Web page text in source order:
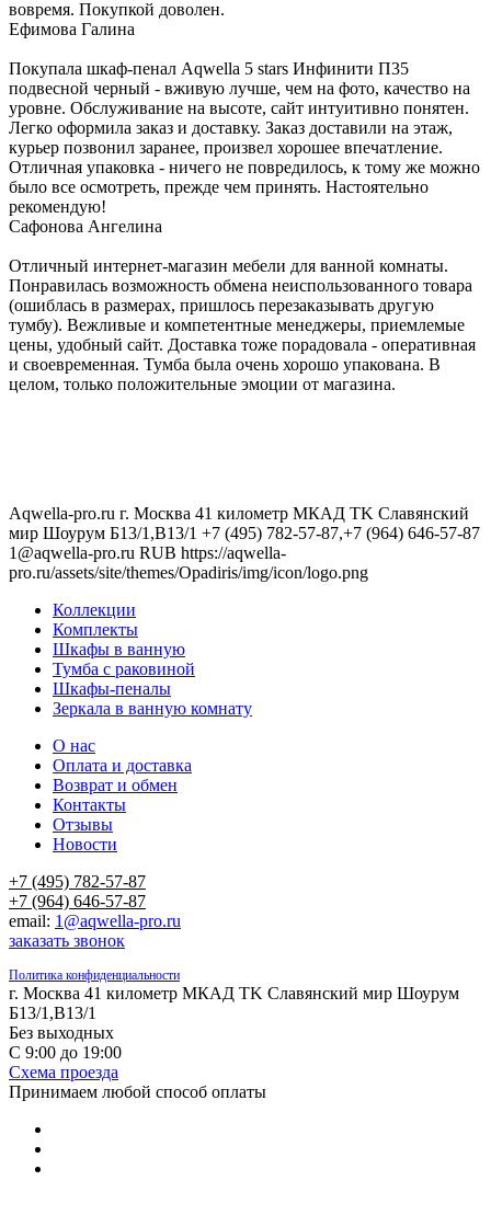
вовремя. Покупкой доволен.
Ефимова Галина
Покупала шкаф-пенал Aqwella 5 stars Инфинити П35
подвесной черный - вживую лучше, чем на фото, качество на
уровне. Обслуживание на высоте, сайт интуитивно понятен.
Легко оформила заказ и доставку. Заказ доставили на этаж,
курьер позвонил заранее, произвел хорошее впечатление.
Отличная упаковка - ничего не повредилось, к тому же можно
было все осмотреть, прежде чем принять. Настоятельно
рекомендую!
Сафонова Ангелина
Отличный интернет-магазин мебели для ванной комнаты.
Понравилась возможность обмена неиспользованного товара
(ошиблась в размерах, пришлось перезаказывать другую
тумбу). Вежливые и компетентные менеджеры, приемлемые
цены, удобный сайт. Доставка тоже порадовала - оперативная
и своевременная. Тумба была очень хорошо упакована. В
целом, только положительные эмоции от магазина.
Aqwella-pro.ru г. Москва 41 километр МКАД TK Славянский
мир Шоурум Б13/1,В13/1 +7 (495) 782-57-87,+7 (964) 646-57-87
1@aqwella-pro.ru RUB https://aqwella-
pro.ru/assets/site/themes/Opadiris/img/icon/logo.png
Коллекции
Комплекты
Шкафы в ванную
Тумба с раковиной
Шкафы-пеналы
Зеркала в ванную комнату
О нас
Оплата и доставка
Возврат и обмен
Контакты
Отзывы
Новости
+7 (495) 782-57-87
+7 (964) 646-57-87
email: 1@aqwella-pro.ru
заказать звонок
Политика конфиденциальности
г. Москва 41 километр МКАД TK Славянский мир Шоурум
Б13/1,В13/1
Без выходных
С 9:00 до 19:00
Схема проезда
Принимаем любой способ оплаты